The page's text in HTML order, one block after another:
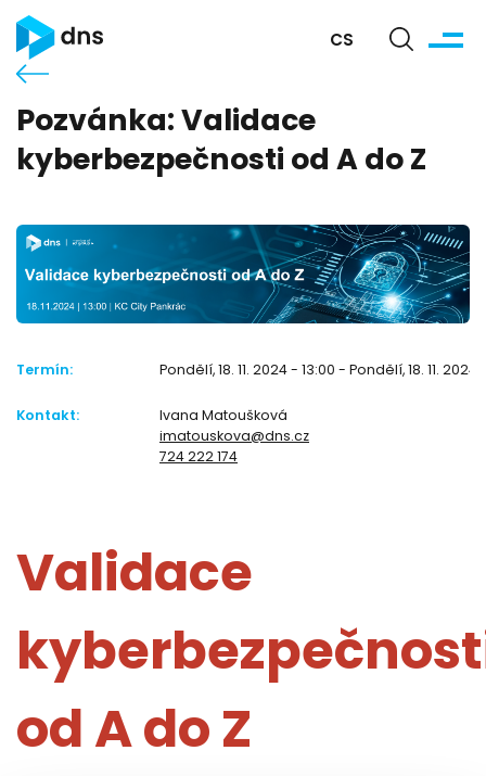
CS
Pozvánka: Validace
kyberbezpečnosti od A do Z
Termín: Pondělí, 18. 11. 2024 - 13:00 - Pondělí, 18. 11. 2024
Kontakt:
Ivana Matoušková
imatouskova@dns.cz
724 222 174
Validace
od A do Z